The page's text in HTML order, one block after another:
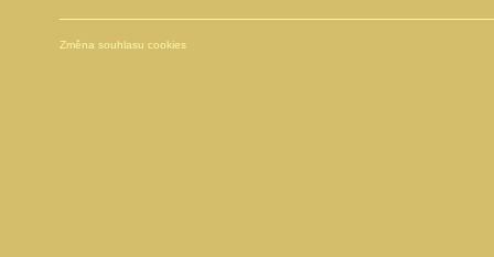
Změna souhlasu cookies